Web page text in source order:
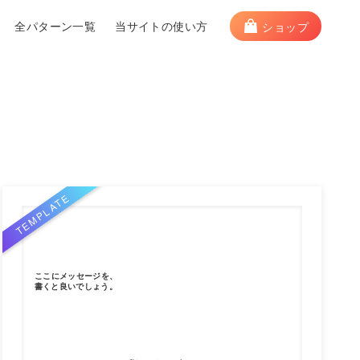
全パターン一覧 当サイトの使い方 ショップ